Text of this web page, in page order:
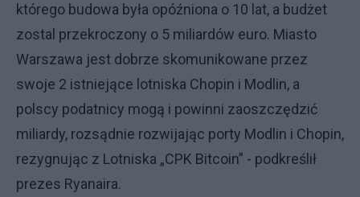
którego budowa była opóźniona o 10 lat, a budżet
zostal przekroczony o 5 miliardów euro. Miasto
Warszawa jest dobrze skomunikowane przez
swoje 2 istniejące lotniska Chopin i Modlin, a
polscy podatnicy mogą i powinni zaoszczędzić
miliardy, rozsądnie rozwijając porty Modlin i Chopin,
rezygnując z Lotniska „CPK Bitcoin” - podkreślił
prezes Ryanaira.